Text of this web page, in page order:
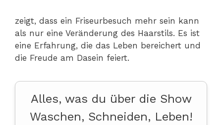
zeigt, dass ein Friseurbesuch mehr sein kann
als nur eine Veränderung des Haarstils. Es ist
eine Erfahrung, die das Leben bereichert und
die Freude am Dasein feiert.
Alles, was du über die Show
Waschen, Schneiden, Leben!